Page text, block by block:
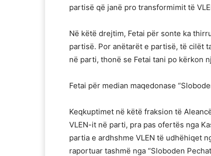
partisë që janë pro transformimit të
Në këtë drejtim, Fetai për sonte ka
partisë. Por anëtarët e partisë, të cilët
në parti, thonë se Fetai tani po kërkon
Fetai për median maqedonase
Keqkuptimet në këtë fraksion të
VLEN-it në parti, pra pas ofertës nga
partia e ardhshme VLEN të udhëhiqet
raportuar tashmë nga “Sloboden